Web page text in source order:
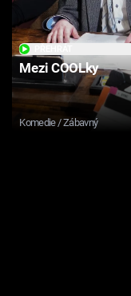
Mezi COOLky
Komedie / Zábavný